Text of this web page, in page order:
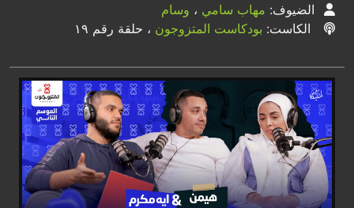
الضيوف: مهاب سامي ، وسام
الكاست: بودكاست المتزوجون ، حلقة رقم ١٩